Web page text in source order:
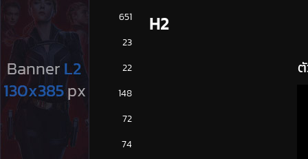
651
ซีรีย์จีน
23
ซีรีย์ญี่ปุ่น
22
ซีรีย์ฝรั่ง
148
ซีรีย์เกาหลี
72
74
H2